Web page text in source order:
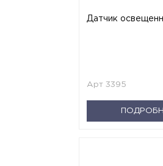
Датчик
Арт 3395